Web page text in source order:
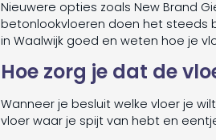
Nieuwere opties zoals New Brand
betonlookvloeren doen het steeds
in Waalwijk goed en weten hoe je
Hoe zorg je dat de
Wanneer je besluit welke vloer je
vloer waar je spijt van hebt en